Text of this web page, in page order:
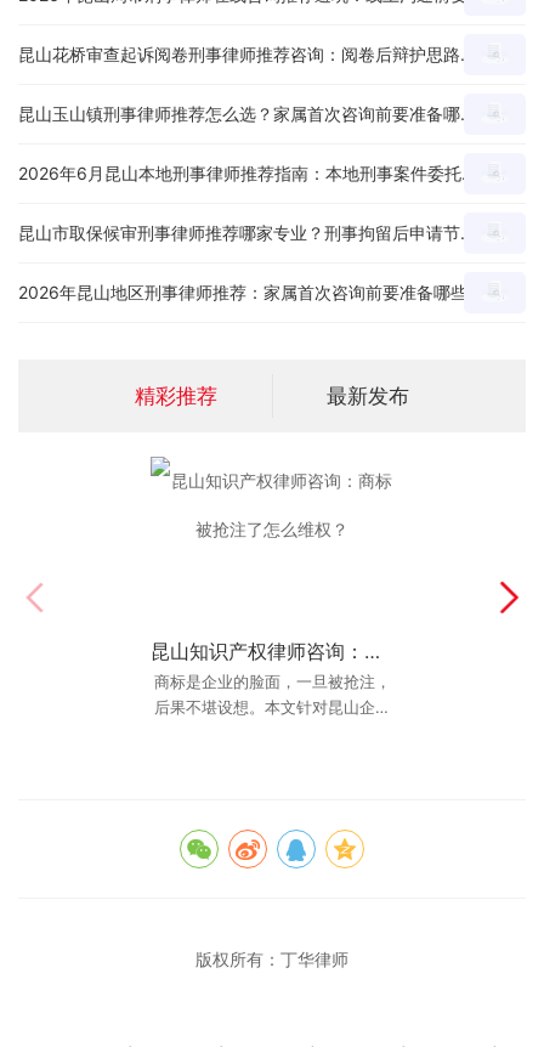
昆山花桥审查起诉阅卷刑事律师推荐咨询：阅卷后辩护思路、证据疑点和量刑意见怎么沟通？
昆山玉山镇刑事律师推荐怎么选？家属首次咨询前要准备哪些材料和问题？
2026年6月昆山本地刑事律师推荐指南：本地刑事案件委托前怎么判断专业度？
昆山市取保候审刑事律师推荐哪家专业？刑事拘留后申请节点、材料和沟通重点怎么看？
精彩推荐 最新发布
昆山知识产权律师咨询：商标被抢注了怎么维权？
商标是企业的脸面，一旦被抢注，
后果不堪设想。本文针对昆山企业
昆山建设工程律师排名揭秘：如何找到昆山最厉害的建设工程律师？
在昆山，建设工程纠纷往往涉及金
额巨大、法律关系复杂。当事人往
版权所有： 丁华律师